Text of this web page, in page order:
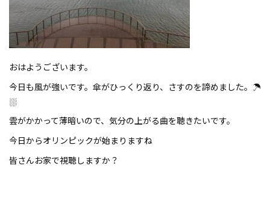
おはようございます。
今日も風が強いです。傘がひっくり返り、さすのを諦めました。☂
⛆
雲がかかって薄暗いので、気分の上がる曲を聴きたいです。
今日からオリンピックが始まりますね
皆さんお家で視聴しますか？